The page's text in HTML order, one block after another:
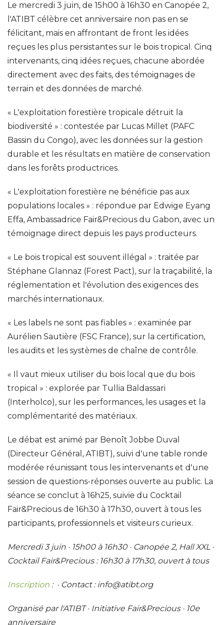
Le mercredi 3 juin, de 15h00 à 16h30 en Canopée 2,
l'ATIBT célèbre cet anniversaire non pas en se
félicitant, mais en affrontant de front les idées
reçues les plus persistantes sur le bois tropical. Cinq
intervenants, cinq idées reçues, chacune abordée
directement avec des faits, des témoignages de
terrain et des données de marché.
« L'exploitation forestière tropicale détruit la
biodiversité » : contestée par Lucas Millet (PAFC
Bassin du Congo), avec les données sur la gestion
durable et les résultats en matière de conservation
dans les forêts productrices.
« L'exploitation forestière ne bénéficie pas aux
populations locales » : répondue par Edwige Eyang
Effa, Ambassadrice Fair&Precious du Gabon, avec un
témoignage direct depuis les pays producteurs.
« Le bois tropical est souvent illégal » : traitée par
Stéphane Glannaz (Forest Pact), sur la traçabilité, la
réglementation et l'évolution des exigences des
marchés internationaux.
« Les labels ne sont pas fiables » : examinée par
Aurélien Sautière (FSC France), sur la certification,
les audits et les systèmes de chaîne de contrôle.
« Il vaut mieux utiliser du bois local que du bois
tropical » : explorée par Tullia Baldassari
(Interholco), sur les performances, les usages et la
complémentarité des matériaux.
Le débat est animé par Benoît Jobbe Duval
(Directeur Général, ATIBT), suivi d'une table ronde
modérée réunissant tous les intervenants et d'une
session de questions-réponses ouverte au public. La
séance se conclut à 16h25, suivie du Cocktail
Fair&Precious de 16h30 à 17h30, ouvert à tous les
participants, professionnels et visiteurs curieux.
Mercredi 3 juin · 15h00 à 16h30 · Canopée 2, Hall XXL ·
Cocktail Fair&Precious : 16h30 à 17h30, ouvert à tous
Inscription : · Contact : info@atibt.org
Organisé par l'ATIBT · Initiative Fair&Precious · 10e
anniversaire